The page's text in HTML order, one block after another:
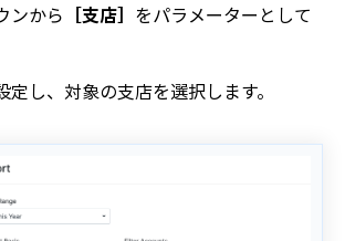
ンから ［支店］ をパラメーターとして
定し、対象の支店を選択します。